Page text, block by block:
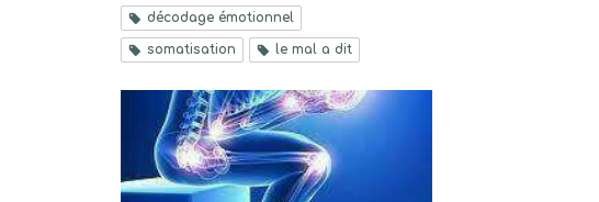
décodage émotionnel
somatisation le mal a dit